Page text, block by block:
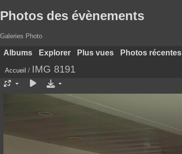
Photos des évènements
Galeries Photo
Albums Explorer Plus vues Photos récentes
Accueil / IMG 8191